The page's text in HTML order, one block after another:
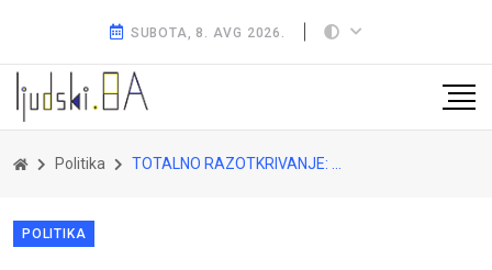
SUBOTA, 8. AVG 2026.
Politika TOTALNO RAZOTKRIVANJE: Uspon i pad uhapšenog načelnika Hadžibajrića, kakva je uloga njegove misteriozne sekretarice
POLITIKA